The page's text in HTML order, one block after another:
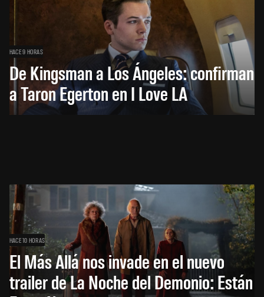
HACE 9 HORAS
De Kingsman a Los Ángeles: confirman
a Taron Egerton en I Love LA
HACE 10 HORAS
El Más Allá nos invade en el nuevo
trailer de La Noche del Demonio: Están